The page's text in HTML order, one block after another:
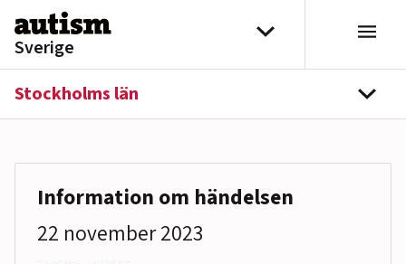
Hoppa till innehåll
Sverige
Välj distrikt
Stockholms län
Information om händelsen
22 november 2023